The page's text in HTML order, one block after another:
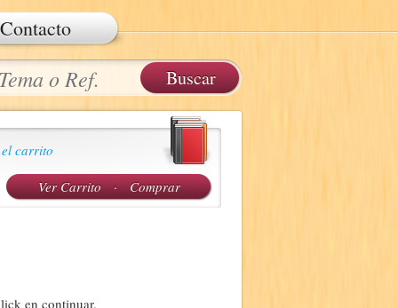
Contacto
carrito
Ver Carrito · Comprar
en continuar.